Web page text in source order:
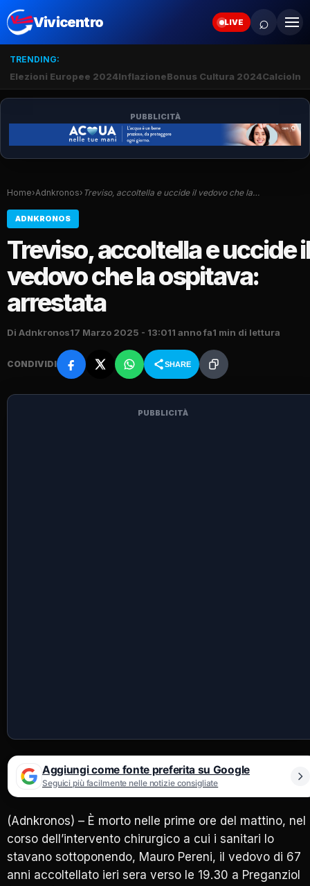
Vivicentro LIVE ⌕
TRENDING:
Elezioni Europee 2024InflazioneBonus Cultura 2024Calcio
PUBBLICITÀ
Home›Adnkronos› Treviso, accoltella e uccide il vedovo che la…
ADNKRONOS
Treviso, accoltella e uccide
vedovo che la ospitava:
arrestata
Di Adnkronos17 Marzo 2025 - 13:011 anno fa1 min di lettura
CONDIVIDI SHARE
PUBBLICITÀ
Aggiungi come fonte preferita su Google
Seguici più facilmente nelle notizie consigliate
(Adnkronos) – È morto nelle prime ore del mattino, nel
corso dell’intervento chirurgico a cui i sanitari lo
stavano sottoponendo, Mauro Pereni, il vedovo di 67
anni accoltellato ieri sera verso le 19.30 a Preganziol